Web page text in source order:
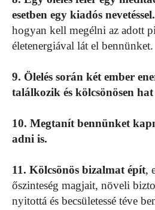
esetben egy kiadós nevetéssel.
hogyan kell megélni az adott
életenergiával lát el bennünket.
9. Ölelés során két ember
találkozik és kölcsönösen
10. Megtanít bennünket
adni is.
11. Kölcsönös bizalmat épít,
őszinteség magjait, növeli
nyitottá és becsületessé téve